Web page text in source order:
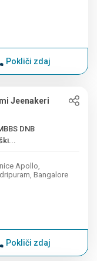
Pokliči zdaj
Jeenakeri
DNB
Apollo,
Bangalore
Pokliči zdaj